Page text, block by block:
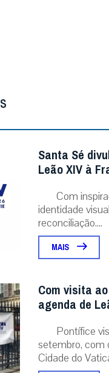
Santa Sé
Leão XIV à
Com
identidade
reconciliação....
MAIS
Com visita
agenda de
Pontífice
setembro, com
Cidade do